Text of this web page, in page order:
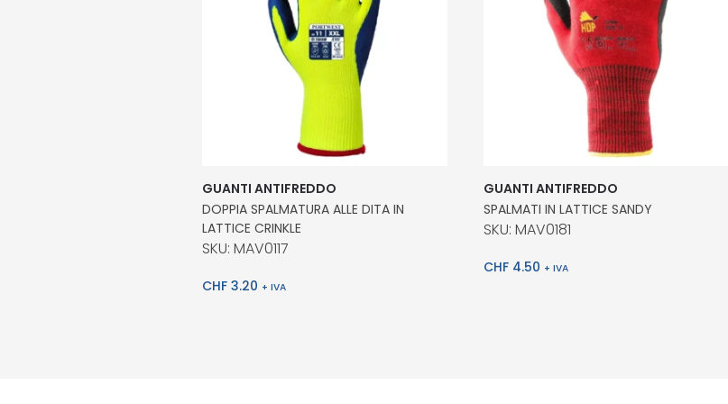
GUANTI ANTIFREDDO
DOPPIA SPALMATURA ALLE DITA IN
LATTICE CRINKLE
SKU: MAV0117
CHF3.20 + IVA
GUANTI ANTIFREDDO
SPALMATI IN LATTICE SANDY
SKU: MAV0181
CHF4.50 + IVA